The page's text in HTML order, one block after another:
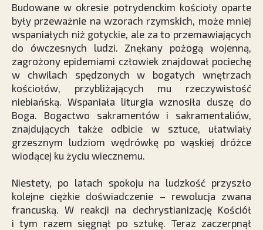
Budowane w okresie potrydenckim kościoły oparte
były przeważnie na wzorach rzymskich, może mniej
wspaniałych niż gotyckie, ale za to przemawiających
do ówczes­nych ludzi. Znękany pożogą wojenną,
zagrożony epidemiami człowiek znajdował pociechę
w chwilach spędzonych w bogatych wnętrzach
kościołów, przybliżających mu rzeczywistość
niebiańską. Wspaniała liturgia wznosiła duszę do
Boga. Bogactwo sakramentów i sakramentaliów,
znajdujących także odbicie w sztuce, ułatwiały
grzesznym ludziom wędrówkę po wąskiej dróżce
wiodącej ku życiu wiecznemu.
Niestety, po latach spokoju na ludzkość przyszło
kolejne ciężkie doświadczenie – rewolucja zwana
francuską. W reakcji na dechrystianizację Kościół
i tym razem sięgnął po sztukę. Teraz zaczerpnął